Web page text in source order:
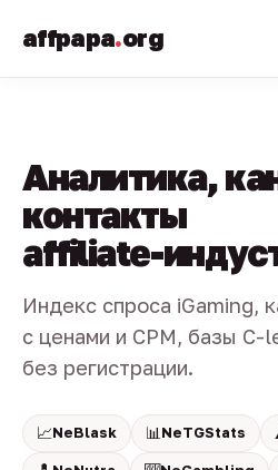
affpapa.org
Аналитика,
контакты
affiliate-
Индекс спроса iGaming,
с ценами и CPM, базы C-
без регистрации.
📈NeBlask 📊 NeTGStats